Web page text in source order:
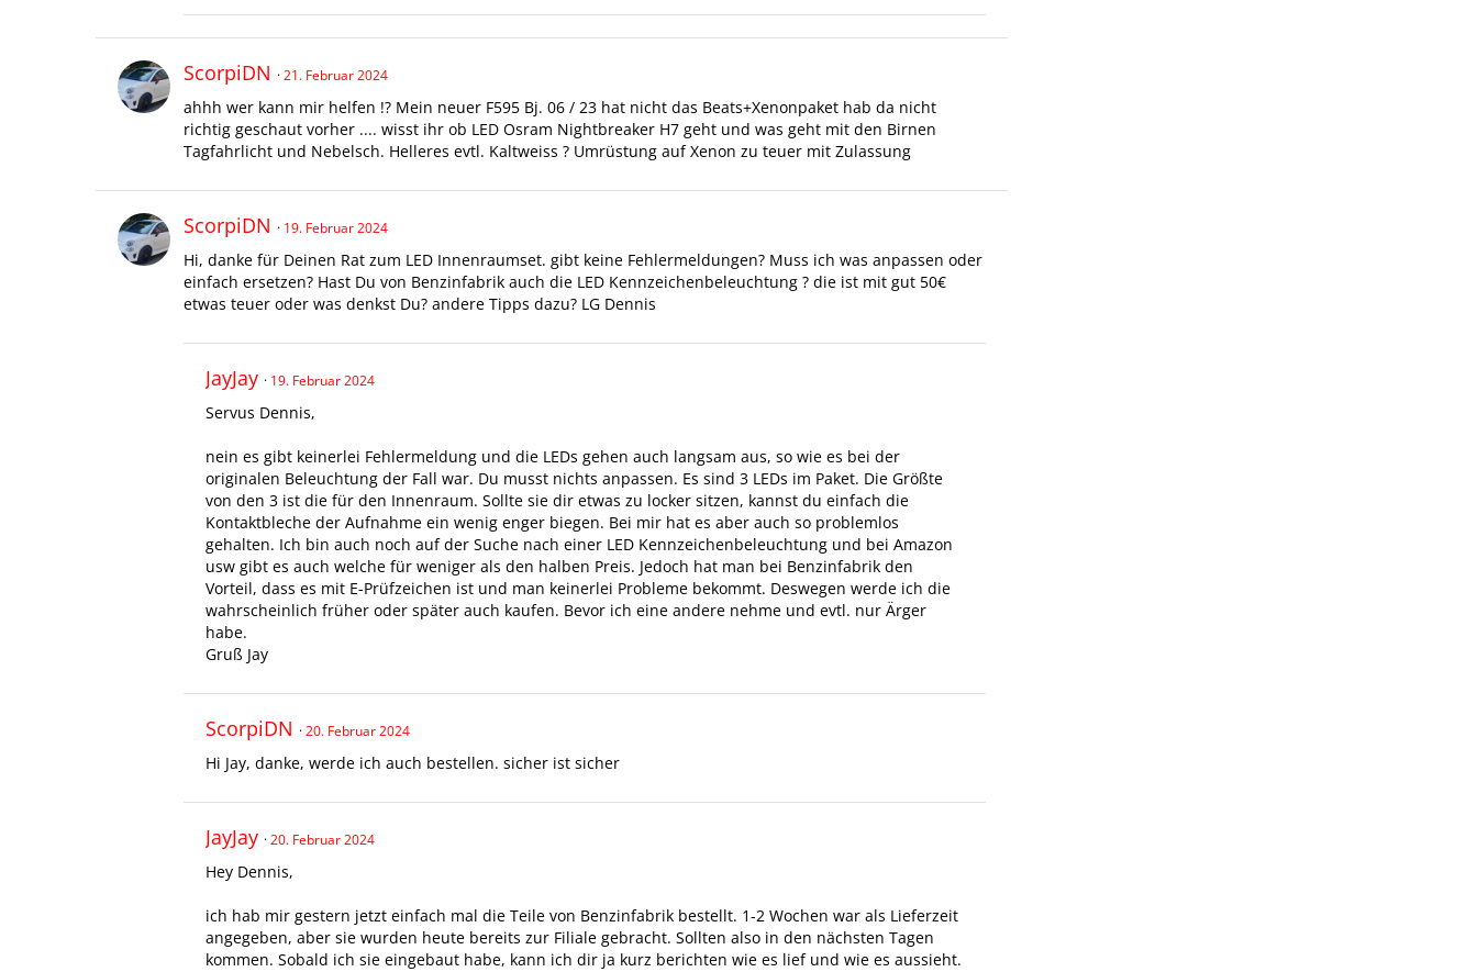
ScorpiDN 21. Februar 2024
ahhh wer kann mir helfen !? Mein neuer F595 Bj. 06 / 23 hat nicht das Beats+Xenonpaket hab da nicht
richtig geschaut vorher .... wisst ihr ob LED Osram Nightbreaker H7 geht und was geht mit den Birnen
Tagfahrlicht und Nebelsch. Helleres evtl. Kaltweiss ? Umrüstung auf Xenon zu teuer mit Zulassung
ScorpiDN 19. Februar 2024
Hi, danke für Deinen Rat zum LED Innenraumset. gibt keine Fehlermeldungen? Muss ich was anpassen oder
einfach ersetzen? Hast Du von Benzinfabrik auch die LED Kennzeichenbeleuchtung ? die ist mit gut 50€
etwas teuer oder was denkst Du? andere Tipps dazu? LG Dennis
JayJay 19. Februar 2024
Servus Dennis,
nein es gibt keinerlei Fehlermeldung und die LEDs gehen auch langsam aus, so wie es bei der
originalen Beleuchtung der Fall war. Du musst nichts anpassen. Es sind 3 LEDs im Paket. Die Größte
von den 3 ist die für den Innenraum. Sollte sie dir etwas zu locker sitzen, kannst du einfach die
Kontaktbleche der Aufnahme ein wenig enger biegen. Bei mir hat es aber auch so problemlos
gehalten. Ich bin auch noch auf der Suche nach einer LED Kennzeichenbeleuchtung und bei Amazon
usw gibt es auch welche für weniger als den halben Preis. Jedoch hat man bei Benzinfabrik den
Vorteil, dass es mit E-Prüfzeichen ist und man keinerlei Probleme bekommt. Deswegen werde ich die
wahrscheinlich früher oder später auch kaufen. Bevor ich eine andere nehme und evtl. nur Ärger
habe.
Gruß Jay
ScorpiDN 20. Februar 2024
Hi Jay, danke, werde ich auch bestellen. sicher ist sicher
JayJay 20. Februar 2024
Hey Dennis,
ich hab mir gestern jetzt einfach mal die Teile von Benzinfabrik bestellt. 1-2 Wochen war als Lieferzeit
angegeben, aber sie wurden heute bereits zur Filiale gebracht. Sollten also in den nächsten Tagen
kommen. Sobald ich sie eingebaut habe, kann ich dir ja kurz berichten wie es lief und wie es aussieht.